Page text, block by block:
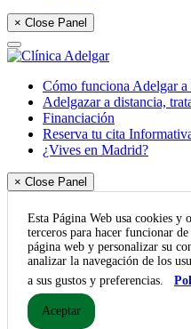
× Close Panel
Cómo funciona Adelgar a
Adelgazar a distancia,
Financiación
Reserva tu cita
¿Vives en Madrid?
× Close Panel
Esta Página Web usa cookies y
terceros para hacer funcionar
página web y personalizar su
analizar la navegación de los
a sus gustos y preferencias.
Aceptar